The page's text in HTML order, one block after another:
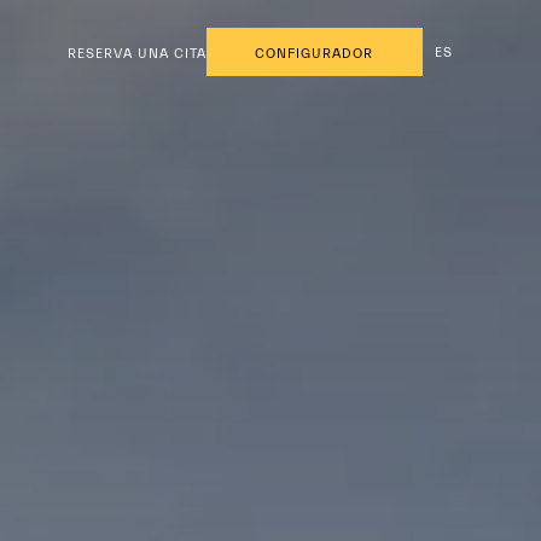
RESERVA UNA CITA CONFIGURADOR ES